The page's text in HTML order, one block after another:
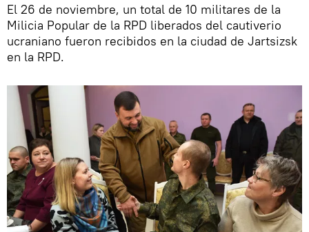
El 26 de noviembre, un total de 10 militares de la
Milicia Popular de la RPD liberados del cautiverio
ucraniano fueron recibidos en la ciudad de Jartsizsk
en la RPD.